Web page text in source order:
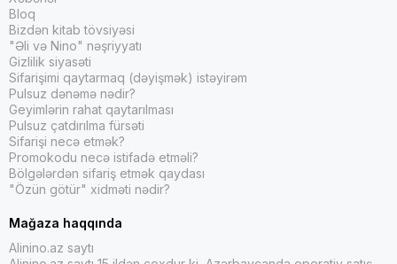
Bloq
Bizdən kitab tövsiyəsi
"Əli və Nino" nəşriyyatı
Gizlilik siyasəti
Sifarişimi qaytarmaq (dəyişmək) istəyirəm
Pulsuz dənəmə nədir?
Geyimlərin rahat qaytarılması
Pulsuz çatdırılma fürsəti
Sifarişi necə etmək?
Promokodu necə istifadə etməli?
Bölgələrdən sifariş etmək qaydası
"Özün götür" xidməti nədir?
Mağaza haqqında
Alinino.az saytı